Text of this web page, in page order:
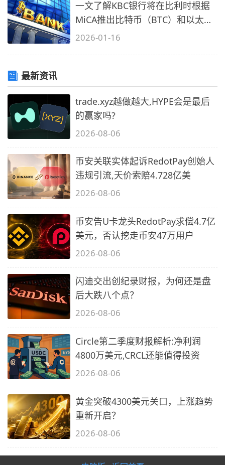
一文了解KBC银行将在比利时根据
MiCA推出比特币（BTC）和以太坊
（ETH）
2026-01-16
最新资讯
trade.xyz越做越大,HYPE会是最后
的赢家吗?
2026-08-06
币安关联实体起诉RedotPay创始人
违规引流,天价索赔4.728亿美
2026-08-06
币安告U卡龙头RedotPay求偿4.7亿
美元，否认挖走币安47万用户
2026-08-06
闪迪交出创纪录财报，为何还是盘
后大跌八个点？
2026-08-06
Circle第二季度财报解析:净利润
4800万美元,CRCL还能值得投资
2026-08-06
黄金突破4300美元关口，上涨趋势
重新开启？
2026-08-06